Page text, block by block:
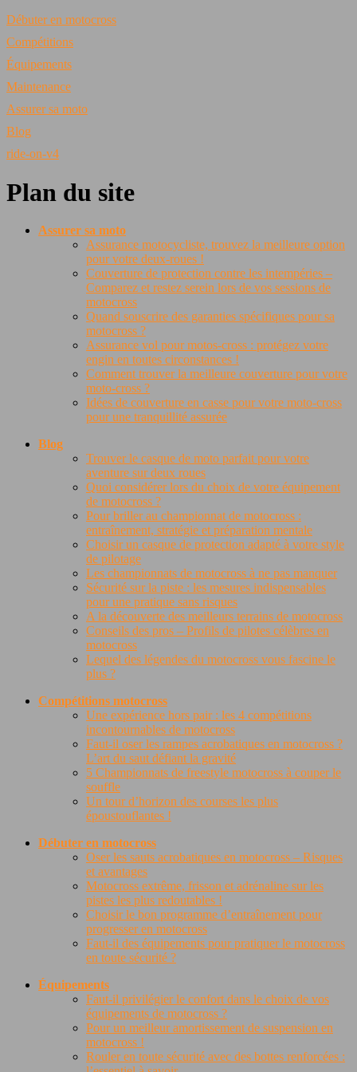
Débuter en motocross
Compétitions
Équipements
Maintenance
Assurer sa moto
Blog
ride-on-v4
Plan du site
Assurer sa moto
Assurance motocycliste, trouvez la meilleure option
pour votre deux-roues !
Couverture de protection contre les intempéries –
Comparez et restez serein lors de vos sessions de
motocross
Quand souscrire des garanties spécifiques pour sa
motocross ?
Assurance vol pour motos-cross : protégez votre
engin en toutes circonstances !
Comment trouver la meilleure couverture pour votre
moto-cross ?
Idées de couverture en casse pour votre moto-cross
pour une tranquillité assurée
Blog
Trouver le casque de moto parfait pour votre
aventure sur deux roues
Quoi considérer lors du choix de votre équipement
de motocross ?
Pour briller au championnat de motocross :
entraînement, stratégie et préparation mentale
Choisir un casque de protection adapté à votre style
de pilotage
Les championnats de motocross à ne pas manquer
Sécurité sur la piste : les mesures indispensables
pour une pratique sans risques
A la découverte des meilleurs terrains de motocross
Conseils des pros – Profils de pilotes célèbres en
motocross
Lequel des légendes du motocross vous fascine le
plus ?
Compétitions motocross
Une expérience hors pair : les 4 compétitions
incontournables de motocross
Faut-il oser les rampes acrobatiques en motocross ?
L’art du saut défiant la gravité
5 Championnats de freestyle motocross à couper le
souffle
Un tour d’horizon des courses les plus
époustouflantes !
Débuter en motocross
Oser les sauts acrobatiques en motocross – Risques
et avantages
Motocross extrême, frisson et adrénaline sur les
pistes les plus redoutables !
Choisir le bon programme d’entraînement pour
progresser en motocross
Faut-il des équipements pour pratiquer le motocross
en toute sécurité ?
Équipements
Faut-il privilégier le confort dans le choix de vos
équipements de motocross ?
Pour un meilleur amortissement de suspension en
motocross !
Rouler en toute sécurité avec des bottes renforcées :